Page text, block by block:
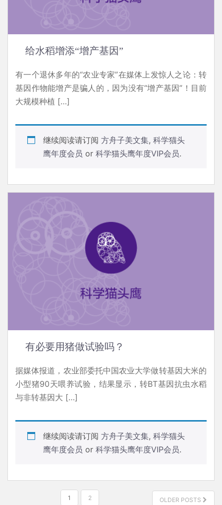
给水稻增添“增产基因”
有一个退休多年的“农业专家”在媒体上发惊人之论：转
基因作物能增产是骗人的，因为没有“增产基因”！目前
大规模种植 […]
继续阅读请订阅 方舟子美文集, 科学猫头
鹰年度会员 or 科学猫头鹰年度VIP会员.
有必要用猪做试验吗？
据媒体报道，农业部委托中国农业大学做转基因大米的
小型猪90天喂养试验，结果显示，转BT基因抗虫水稻
与非转基因大 […]
继续阅读请订阅 方舟子美文集, 科学猫头
鹰年度会员 or 科学猫头鹰年度VIP会员.
1 2 OLDER POSTS